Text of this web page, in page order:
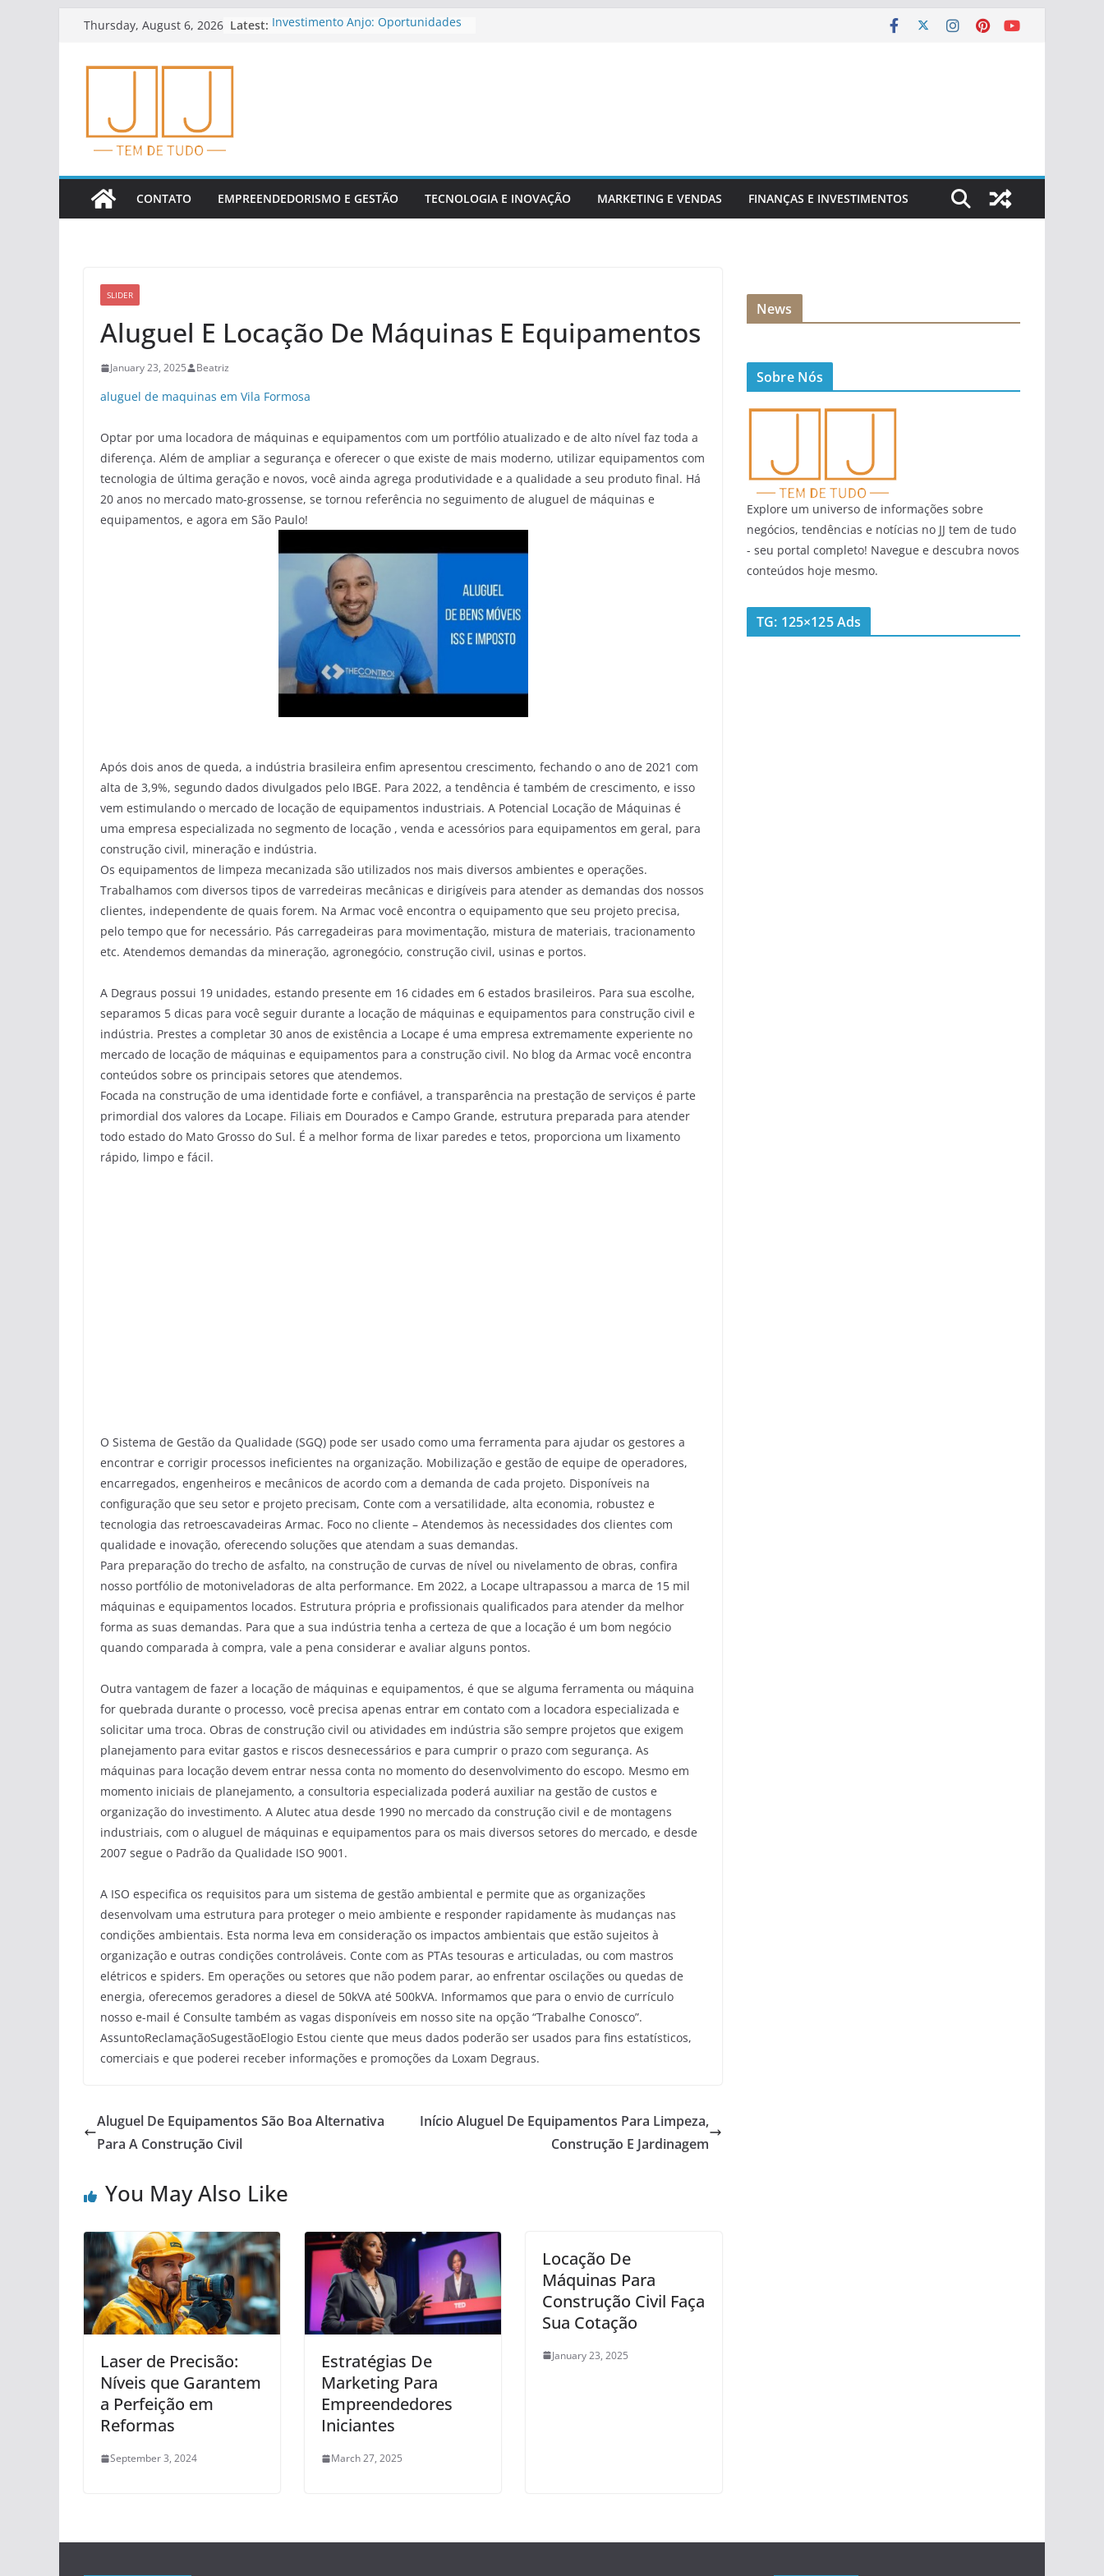
content
Thursday, August 6, 2026 Latest: Investimento Anjo: Oportunidades
Financeiros
CONTATO
EMPREENDEDORISMO E GESTÃO TECNOLOGIA E INOVAÇÃO MARKETING E VENDAS FINANÇAS E INVESTIMENTOS
SLIDER
Aluguel E Locação De Máquinas E Equipamentos
January 23, 2025 Beatriz
aluguel de maquinas em Vila Formosa
Optar por uma locadora de máquinas e equipamentos com um portfólio atualizado e de alto nível faz toda a
diferença. Além de ampliar a segurança e oferecer o que existe de mais moderno, utilizar equipamentos com
tecnologia de última geração e novos, você ainda agrega produtividade e a qualidade a seu produto final. Há
20 anos no mercado mato-grossense, se tornou referência no seguimento de aluguel de máquinas e
equipamentos, e agora em São Paulo!
Após dois anos de queda, a indústria brasileira enfim apresentou crescimento, fechando o ano de 2021 com
alta de 3,9%, segundo dados divulgados pelo IBGE. Para 2022, a tendência é também de crescimento, e isso
vem estimulando o mercado de locação de equipamentos industriais. A Potencial Locação de Máquinas é
uma empresa especializada no segmento de locação , venda e acessórios para equipamentos em geral, para
construção civil, mineração e indústria.
Os equipamentos de limpeza mecanizada são utilizados nos mais diversos ambientes e operações.
Trabalhamos com diversos tipos de varredeiras mecânicas e dirigíveis para atender as demandas dos nossos
clientes, independente de quais forem. Na Armac você encontra o equipamento que seu projeto precisa,
pelo tempo que for necessário. Pás carregadeiras para movimentação, mistura de materiais, tracionamento
etc. Atendemos demandas da mineração, agronegócio, construção civil, usinas e portos.
A Degraus possui 19 unidades, estando presente em 16 cidades em 6 estados brasileiros. Para sua escolhe,
separamos 5 dicas para você seguir durante a locação de máquinas e equipamentos para construção civil e
indústria. Prestes a completar 30 anos de existência a Locape é uma empresa extremamente experiente no
mercado de locação de máquinas e equipamentos para a construção civil. No blog da Armac você encontra
conteúdos sobre os principais setores que atendemos.
Focada na construção de uma identidade forte e confiável, a transparência na prestação de serviços é parte
primordial dos valores da Locape. Filiais em Dourados e Campo Grande, estrutura preparada para atender
todo estado do Mato Grosso do Sul. É a melhor forma de lixar paredes e tetos, proporciona um lixamento
rápido, limpo e fácil.
O Sistema de Gestão da Qualidade (SGQ) pode ser usado como uma ferramenta para ajudar os gestores a
encontrar e corrigir processos ineficientes na organização. Mobilização e gestão de equipe de operadores,
encarregados, engenheiros e mecânicos de acordo com a demanda de cada projeto. Disponíveis na
configuração que seu setor e projeto precisam, Conte com a versatilidade, alta economia, robustez e
tecnologia das retroescavadeiras Armac. Foco no cliente – Atendemos às necessidades dos clientes com
qualidade e inovação, oferecendo soluções que atendam a suas demandas.
Para preparação do trecho de asfalto, na construção de curvas de nível ou nivelamento de obras, confira
nosso portfólio de motoniveladoras de alta performance. Em 2022, a Locape ultrapassou a marca de 15 mil
máquinas e equipamentos locados. Estrutura própria e profissionais qualificados para atender da melhor
forma as suas demandas. Para que a sua indústria tenha a certeza de que a locação é um bom negócio
quando comparada à compra, vale a pena considerar e avaliar alguns pontos.
Outra vantagem de fazer a locação de máquinas e equipamentos, é que se alguma ferramenta ou máquina
for quebrada durante o processo, você precisa apenas entrar em contato com a locadora especializada e
solicitar uma troca. Obras de construção civil ou atividades em indústria são sempre projetos que exigem
planejamento para evitar gastos e riscos desnecessários e para cumprir o prazo com segurança. As
máquinas para locação devem entrar nessa conta no momento do desenvolvimento do escopo. Mesmo em
momento iniciais de planejamento, a consultoria especializada poderá auxiliar na gestão de custos e
organização do investimento. A Alutec atua desde 1990 no mercado da construção civil e de montagens
industriais, com o aluguel de máquinas e equipamentos para os mais diversos setores do mercado, e desde
2007 segue o Padrão da Qualidade ISO 9001.
A ISO especifica os requisitos para um sistema de gestão ambiental e permite que as organizações
desenvolvam uma estrutura para proteger o meio ambiente e responder rapidamente às mudanças nas
condições ambientais. Esta norma leva em consideração os impactos ambientais que estão sujeitos à
organização e outras condições controláveis. Conte com as PTAs tesouras e articuladas, ou com mastros
elétricos e spiders. Em operações ou setores que não podem parar, ao enfrentar oscilações ou quedas de
energia, oferecemos geradores a diesel de 50kVA até 500kVA. Informamos que para o envio de currículo
nosso e-mail é Consulte também as vagas disponíveis em nosso site na opção “Trabalhe Conosco”.
AssuntoReclamaçãoSugestãoElogio Estou ciente que meus dados poderão ser usados para fins estatísticos,
comerciais e que poderei receber informações e promoções da Loxam Degraus.
Aluguel De Equipamentos São Boa Alternativa
Para A Construção Civil
Início Aluguel De Equipamentos Para Limpeza,
Construção E Jardinagem
You May Also Like
Laser de Precisão:
Níveis que Garantem
a Perfeição em
Reformas
September 3, 2024
Estratégias De
Marketing Para
Empreendedores
Iniciantes
March 27, 2025
Locação De
Máquinas Para
Construção Civil Faça
Sua Cotação
January 23, 2025
News
Sobre Nós
Explore um universo de informações sobre
negócios, tendências e notícias no JJ tem de tudo
- seu portal completo! Navegue e descubra novos
conteúdos hoje mesmo.
TG: 125×125 Ads